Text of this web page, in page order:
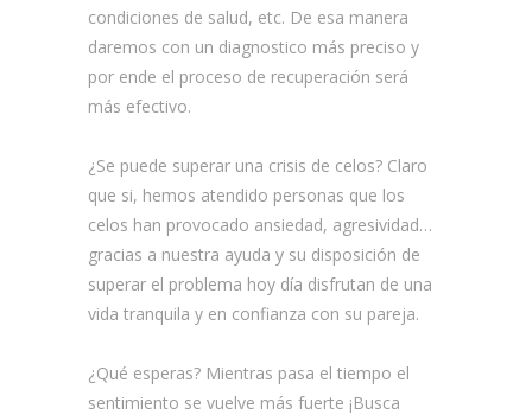
condiciones de salud, etc. De esa manera
daremos con un diagnostico más preciso y
por ende el proceso de recuperación será
más efectivo.
¿Se puede superar una crisis de celos? Claro
que si, hemos atendido personas que los
celos han provocado ansiedad, agresividad…
gracias a nuestra ayuda y su disposición de
superar el problema hoy día disfrutan de una
vida tranquila y en confianza con su pareja.
¿Qué esperas? Mientras pasa el tiempo el
sentimiento se vuelve más fuerte ¡Busca